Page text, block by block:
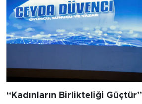
“Kadınların Birlikteliği Güçtür”